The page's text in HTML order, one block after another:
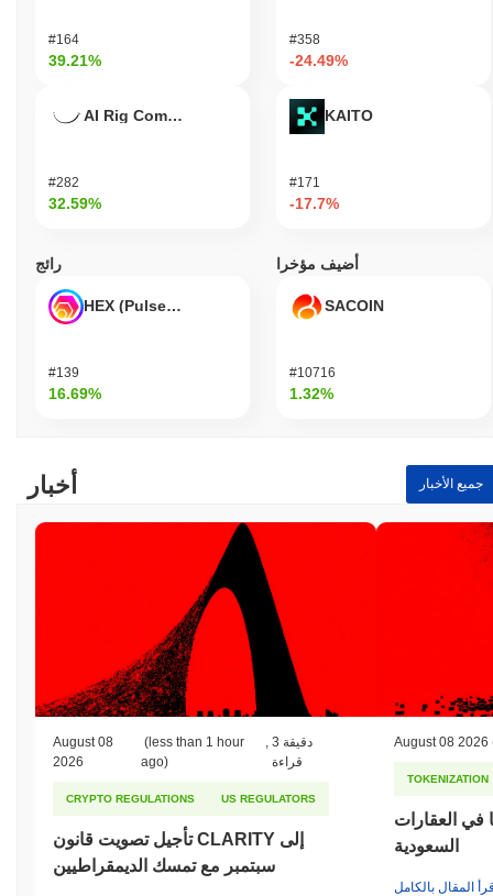
#164
39.21%
AI Rig Complex
#282
32.59%
#358
-24.49%
KAITO
#171
-17.7%
رائج
HEX (Pulsechain)
#139
16.69%
أضيف مؤخرا
SACOIN
#10716
1.32%
أخبار جميع الأخبار
August 08
2026
(less than 1 hour
ago)
3 دقيقة
قراءة
CRYPTO REGULATIONS US REGULATORS
تأجيل تصويت قانون CLARITY إلى
سبتمبر مع تمسك الديمقراطيين
August 08 2026
TOKENIZATION
في العقارات
السعودية
المقال بالكامل